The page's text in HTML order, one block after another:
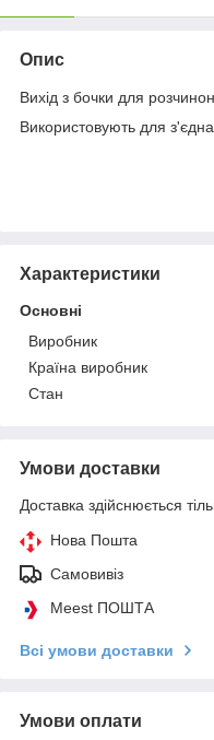
Опис
Вихід з бочки для
Використовують для
Характеристики
Основні
Виробник
Країна виробник
Стан
Умови доставки
Доставка здійснюється
Нова Пошта
Самовивіз
Meest ПОШТА
Всі умови доставки
Умови оплати